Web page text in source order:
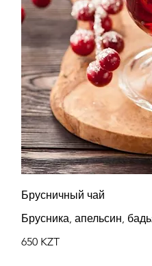
Брусничный чай
Брусника, апельсин,
650 KZT